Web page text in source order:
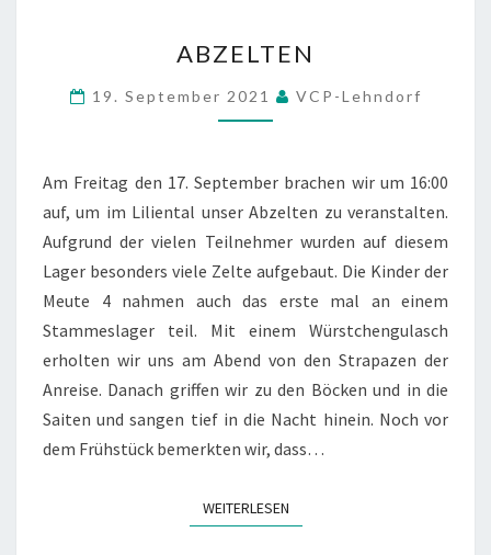
ABZELTEN
19. September 2021 VCP-Lehndorf
Am Freitag den 17. September brachen wir um 16:00
auf, um im Liliental unser Abzelten zu veranstalten.
Aufgrund der vielen Teilnehmer wurden auf diesem
Lager besonders viele Zelte aufgebaut. Die Kinder der
Meute 4 nahmen auch das erste mal an einem
Stammeslager teil. Mit einem Würstchengulasch
erholten wir uns am Abend von den Strapazen der
Anreise. Danach griffen wir zu den Böcken und in die
Saiten und sangen tief in die Nacht hinein. Noch vor
dem Frühstück bemerkten wir, dass…
WEITERLESENWEITERLESEN